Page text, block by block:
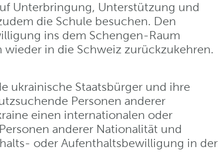
Unterbringung, Unterstützung und
die Schule besuchen. Den
ins dem Schengen-Raum
in die Schweiz zurückzukehren.
ukrainische Staatsbürger und ihre
Personen anderer
einen internationalen oder
anderer Nationalität und
oder Aufenthaltsbewilligung in der